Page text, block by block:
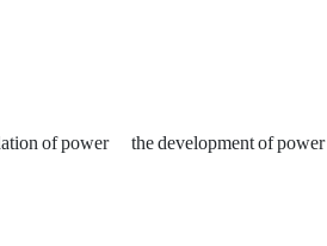
of power the development of power